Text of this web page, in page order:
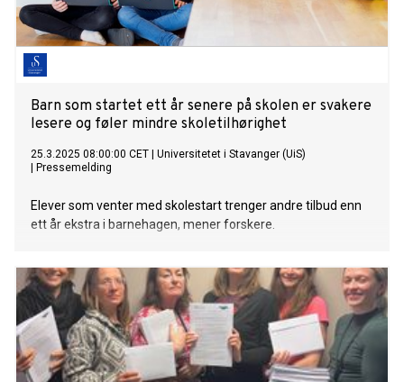
Barn som startet ett år senere på skolen er svakere
lesere og føler mindre skoletilhørighet
25.3.2025 08:00:00 CET
Universitetet i Stavanger (UiS)
Pressemelding
Elever som venter med skolestart trenger andre tilbud enn
ett år ekstra i barnehagen, mener forskere.